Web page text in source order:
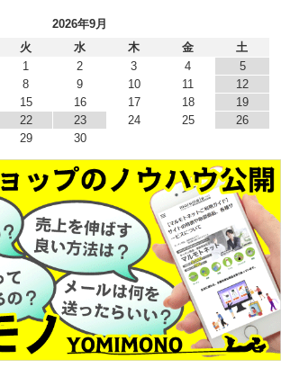
2026年9月
火 水 木 金
土
1
2 3 4
5
8 9 10 11
12
15 16 17 18
19
22 23 24 25
26
29 30